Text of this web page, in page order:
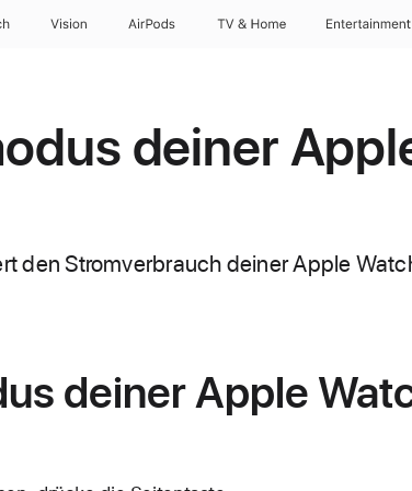
Vision AirPods TV & Home Entertainment
deiner
den Stromverbrauch deiner Apple
deiner Apple